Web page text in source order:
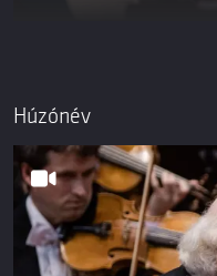
Húzónév